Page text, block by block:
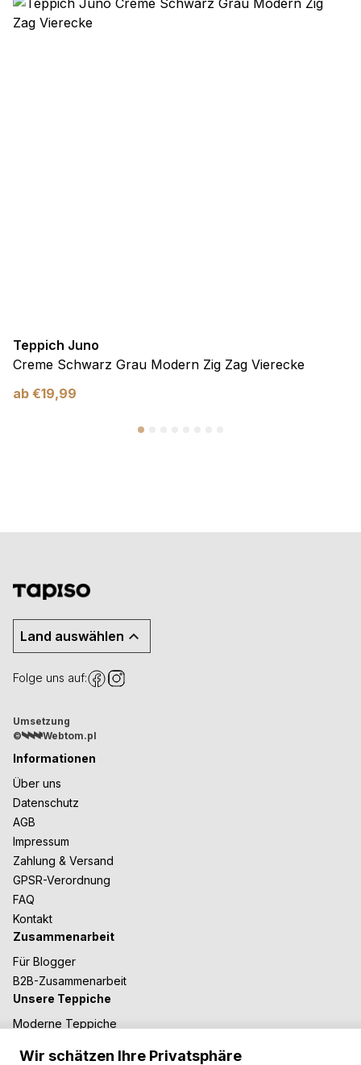
Teppich Juno
Creme Schwarz Grau Modern Zig Zag Vierecke
ab €19,99
Land auswählen
Folge uns auf:
Umsetzung
©
Webtom.pl
Informationen
Über uns
Datenschutz
AGB
Impressum
Zahlung & Versand
GPSR-Verordnung
FAQ
Kontakt
Zusammenarbeit
Für Blogger
B2B-Zusammenarbeit
Unsere Teppiche
Moderne Teppiche
Shaggy Teppiche
Wir schätzen Ihre Privatsphäre